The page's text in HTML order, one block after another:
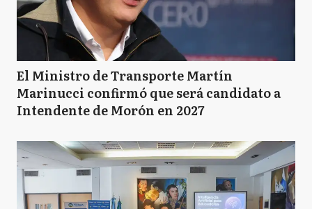
El Ministro de Transporte Martín
Marinucci confirmó que será candidato a
Intendente de Morón en 2027